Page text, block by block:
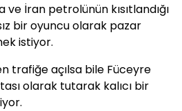
ve İran petrolünün kısıtlandığı
bir oyuncu olarak pazar
istiyor.
trafiğe açılsa bile Füceyre
olarak tutarak kalıcı bir